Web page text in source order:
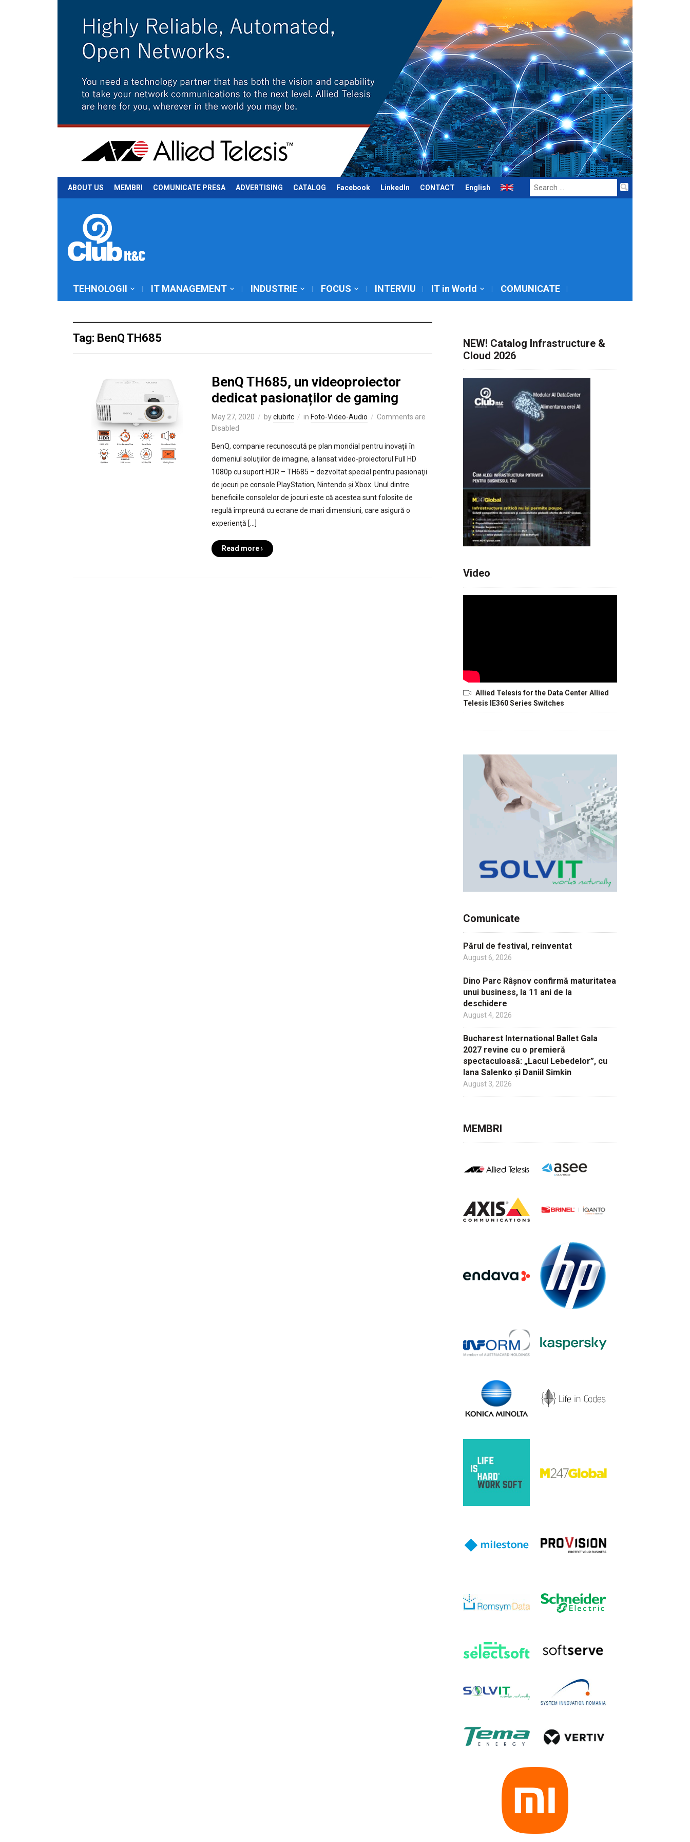
ABOUT US MEMBRI COMUNICATE PRESA ADVERTISING CATALOG Facebook LinkedIn CONTACT English
Search
for:
TEHNOLOGII IT MANAGEMENT INDUSTRIE FOCUS INTERVIU IT in World COMUNICATE
Tag: BenQ TH685
BenQ TH685, un videoproiector
dedicat pasionaților de gaming
May 27, 2020 byclubitc in Foto-Video-Audio
Comments are
Disabled
BenQ, companie recunoscută pe plan mondial pentru inovații în
domeniul soluțiilor de imagine, a lansat video-proiectorul Full HD
1080p cu suport HDR – TH685 – dezvoltat special pentru pasionaţii
de jocuri pe console PlayStation, Nintendo și Xbox. Unul dintre
beneficiile consolelor de jocuri este că acestea sunt folosite de
regulă împreună cu ecrane de mari dimensiuni, care asigură o
experiență […]
Read more ›
NEW! Catalog Infrastructure &
Cloud 2026
Video
Allied Telesis for the Data Center Allied
Telesis IE360 Series Switches
Comunicate
Părul de festival, reinventat
August 6, 2026
Dino Parc Râșnov confirmă maturitatea
unui business, la 11 ani de la
deschidere
August 4, 2026
Bucharest International Ballet Gala
2027 revine cu o premieră
spectaculoasă: „Lacul Lebedelor”, cu
Iana Salenko și Daniil Simkin
August 3, 2026
MEMBRI